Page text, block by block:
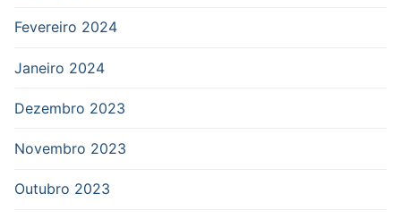
Fevereiro 2024
Janeiro 2024
Dezembro 2023
Novembro 2023
Outubro 2023